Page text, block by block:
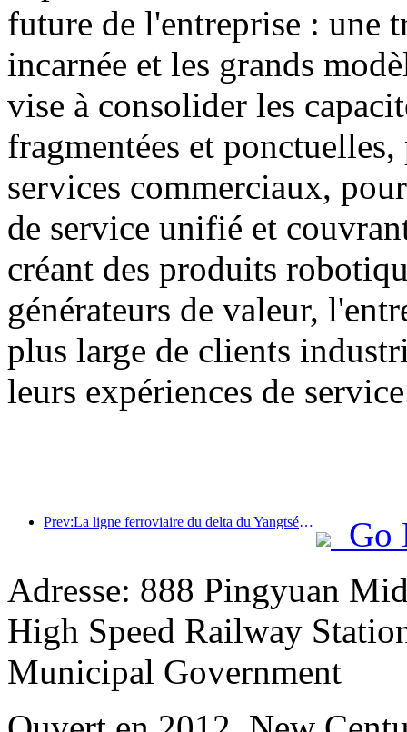
future de l'entreprise : une
incarnée et les grands
vise à consolider les
fragmentées et ponctuelles,
services commerciaux,
de service unifié et
créant des produits
générateurs de valeur,
plus large de clients
leurs expériences de
Prev:La ligne ferroviaire du delta du Yangtsé a transporté plus de 21,38 millions de passagers pendant les vacances du 1er mai.
Go
Adresse: 888 Pingyuan
High Speed Railway
Municipal Government